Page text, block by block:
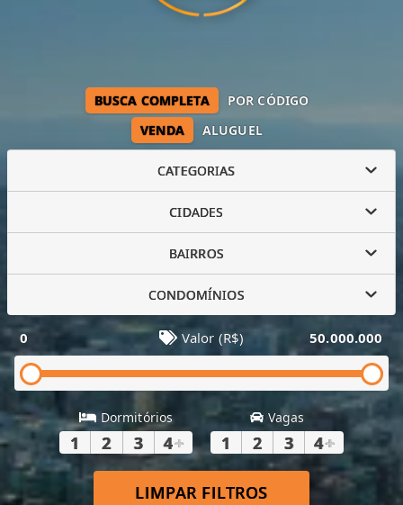
VENDA ALUGUEL
BUSCA COMPLETA POR CÓDIGO
CATEGORIAS
CIDADES
BAIRROS
CONDOMÍNIOS
0 Valor (R$) 50.000.000
Dormitórios
1 2 3 4+
Vagas
1 2 3 4+
LIMPAR FILTROS